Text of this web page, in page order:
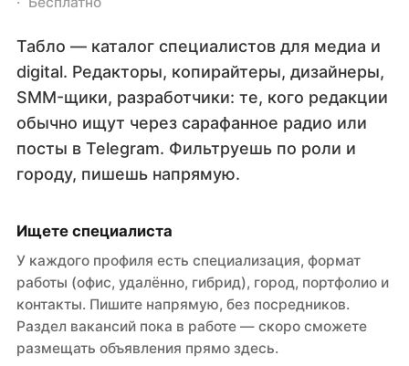
Табло — каталог специалистов для медиа и
digital. Редакторы, копирайтеры, дизайнеры,
SMM-щики, разработчики: те, кого редакции
обычно ищут через сарафанное радио или
посты в Telegram. Фильтруешь по роли и
городу, пишешь напрямую.
Ищете специалиста
У каждого профиля есть специализация, формат
работы (офис, удалённо, гибрид), город, портфолио и
контакты. Пишите напрямую, без посредников.
Раздел вакансий пока в работе — скоро сможете
размещать объявления прямо здесь.